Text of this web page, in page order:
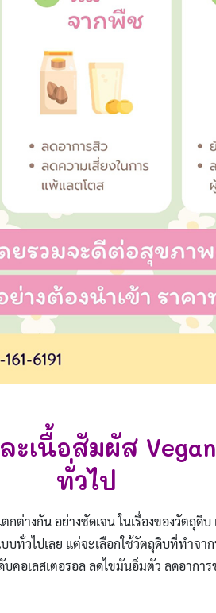
เนื้อสัมผัส Vegan
ทั่วไป
กต่างกัน อย่างชัดเจน ในเรื่องของวัตถุดิ
บทั่วไปเลย แต่จะเลือกใช้วัตถุดิบที่ทำจ
อเลสเตอรอล ลดไขมันอิ่มตัว ลดอาการ